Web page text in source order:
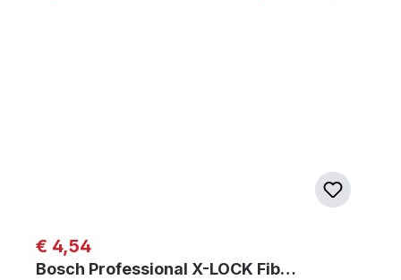
Regulärer Preis:
€ 4,54
Bosch Professional X-LOCK Fib…